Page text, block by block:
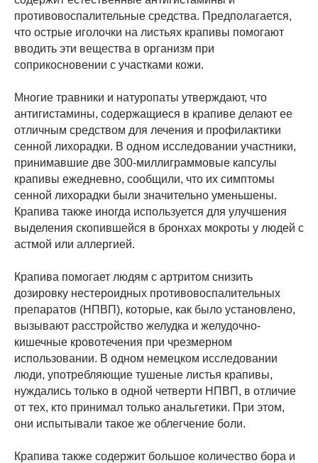
противовоспалительные средства. Предполагается,
что острые иголочки на листьях крапивы помогают
вводить эти вещества в организм при
соприкосновении с участками кожи.
Многие травники и натуропаты утверждают, что
антигистамины, содержащиеся в крапиве делают ее
отличным средством для лечения и профилактики
сенной лихорадки. В одном исследовании участники,
принимавшие две 300-миллиграммовые капсулы
крапивы ежедневно, сообщили, что их симптомы
сенной лихорадки были значительно уменьшены.
Крапива также иногда используется для улучшения
выделения скопившейся в бронхах мокроты у людей с
астмой или аллергией.
Крапива помогает людям с артритом снизить
дозировку нестероидных противовоспалительных
препаратов (НПВП), которые, как было установлено,
вызывают расстройство желудка и желудочно-
кишечные кровотечения при чрезмерном
использовании. В одном немецком исследовании
люди, употребляющие тушеные листья крапивы,
нуждались только в одной четверти НПВП, в отличие
от тех, кто принимал только анальгетики. При этом,
они испытывали такое же облегчение боли.
Крапива также содержит большое количество бора и